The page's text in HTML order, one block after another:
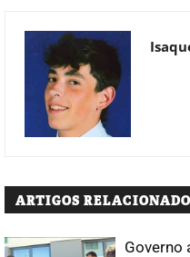
ARTIGOS
Governo